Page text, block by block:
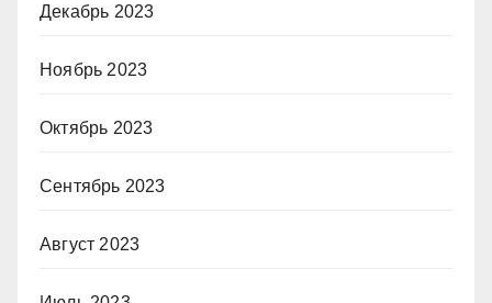
Декабрь 2023
Ноябрь 2023
Октябрь 2023
Сентябрь 2023
Август 2023